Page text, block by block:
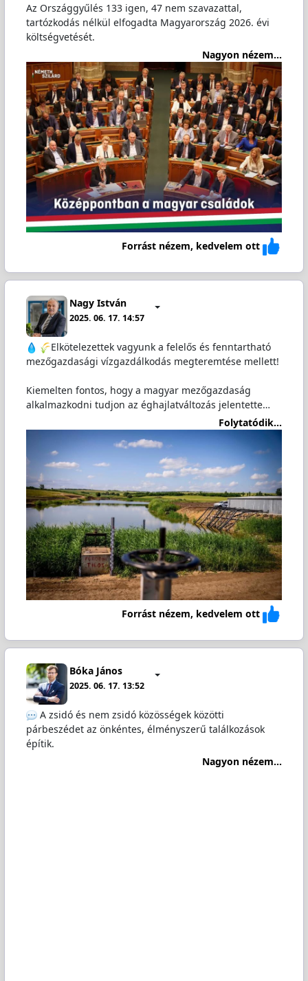
Az Országgyűlés 133 igen, 47 nem szavazattal,
tartózkodás nélkül elfogadta Magyarország 2026. évi
költségvetését.
Nagyon nézem...
Forrást nézem, kedvelem ott
Nagy István
2025. 06. 17. 14:57
Elkötelezettek vagyunk a felelős és fenntartható
mezőgazdasági vízgazdálkodás megteremtése mellett!
Kiemelten fontos, hogy a magyar mezőgazdaság
alkalmazkodni tudjon az éghajlatváltozás jelentette…
Folytatódik...
Forrást nézem, kedvelem ott
Bóka János
2025. 06. 17. 13:52
A zsidó és nem zsidó közösségek közötti
párbeszédet az önkéntes, élményszerű találkozások
építik.
Nagyon nézem...